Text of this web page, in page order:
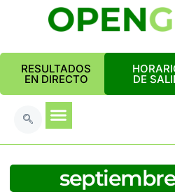
RESULTADOS
EN DIRECTO DE
septiembre